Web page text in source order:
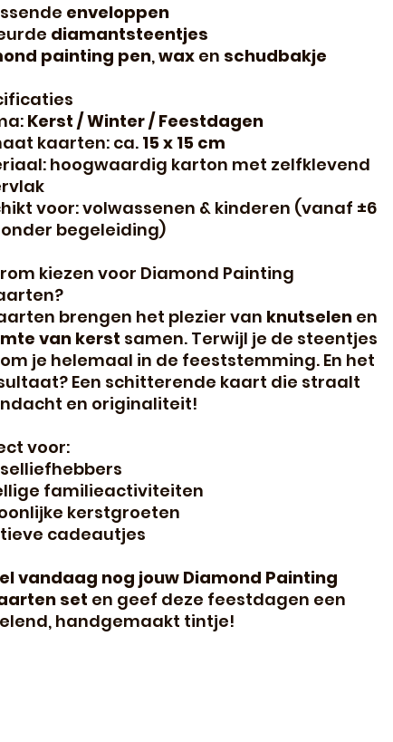
enveloppen
diamantsteentjes
painting pen,wax en schudbakje
Kerst / Winter / Feestdagen
kaarten: ca. 15 x 15 cm
hoogwaardig karton met zelfklevend
voor: volwassenen & kinderen (vanaf ±6
begeleiding)
kiezen voor Diamond Painting
brengen het plezier van knutselen en
van kerst samen. Terwijl je de steentjes
je helemaal in de feeststemming. En het
Een schitterende kaart die straalt
en originaliteit!
voor:
familieactiviteiten
kerstgroeten
cadeautjes
vandaag nog jouw Diamond Painting
set en geef deze feestdagen een
handgemaakt tintje!